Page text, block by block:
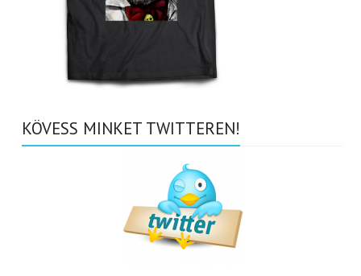
KÖVESS MINKET TWITTEREN!